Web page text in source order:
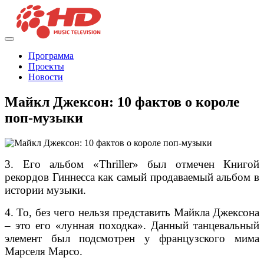
Программа
Проекты
Новости
Майкл Джексон: 10 фактов о короле
поп-музыки
3. Его альбом «Thriller» был отмечен Книгой
рекордов Гиннесса как самый продаваемый альбом в
истории музыки.
4. То, без чего нельзя представить Майкла Джексона
– это его «лунная походка». Данный танцевальный
элемент был подсмотрен у французского мима
Марселя Марсо.